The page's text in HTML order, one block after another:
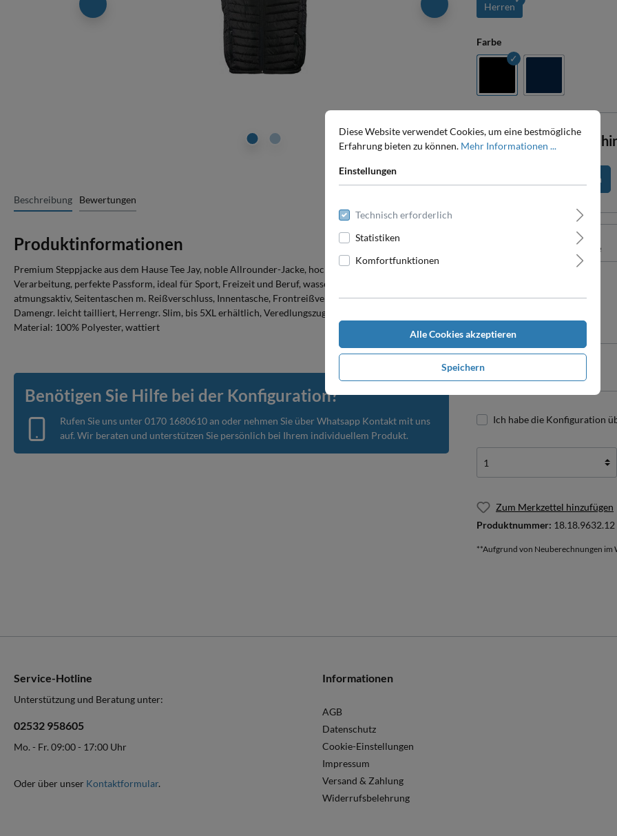
Beschreibung Bewertungen
Produktinformationen
Premium Steppjacke aus dem Hause Tee Jay, noble Allrounder-Jacke, hochwertig in Style und
Verarbeitung, perfekte Passform, ideal für Sport, Freizeit und Beruf, wasser- und schmutzabweisend,
atmungsaktiv, Seitentaschen m. Reißverschluss, Innentasche, Frontreißverschluss ist unterlegt,
Damengr. leicht tailliert, Herrengr. Slim, bis 5XL erhältlich, Veredlungszugang, Oeko-Tex zertifiziert,
Material: 100% Polyester, wattiert
Benötigen Sie Hilfe bei der Konfiguration?
Rufen Sie uns unter 0170 1680610an oder nehmen Sie über Whatsapp Kontakt mit uns
auf. Wir beraten und unterstützen Sie persönlich bei Ihrem individuellem Produkt.
Herren
Farbe
Jetzt Bestickung
Produkt konfigurieren
Pro-Stück-Aufschläge
Zwischensumme
Zusammenfassung
Ich habe die Konfiguration
Zum Merkzettel hinzufügen
Produktnummer: 18.18.9632.12
**Aufgrund von Neuberechnungen im
Service-Hotline
Unterstützung und Beratung unter:
02532 958605
Mo. - Fr. 09:00 - 17:00 Uhr
Oder über unser Kontaktformular.
Informationen
AGB
Datenschutz
Cookie-Einstellungen
Impressum
Versand & Zahlung
Widerrufsbelehrung
Diese Website verwendet Cookies, um eine bestmögliche
Erfahrung bieten zu können. Mehr Informationen ...
Einstellungen
Technisch erforderlich
Statistiken
Komfortfunktionen
Alle Cookies akzeptieren
Speichern